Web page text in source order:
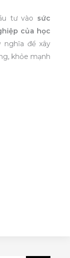
tư vào sức
của học
để xây
khỏe mạnh